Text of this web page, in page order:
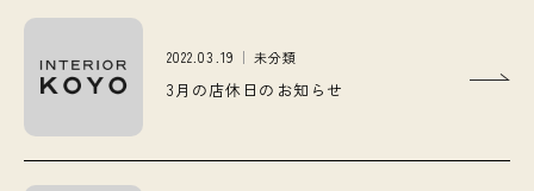
2022.03.19 未分類
3月の店休日のお知らせ